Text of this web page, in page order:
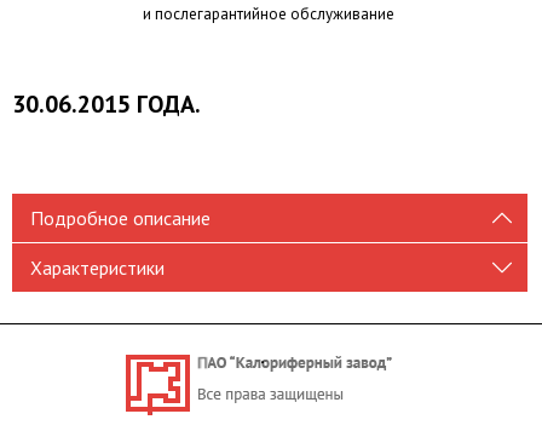
и послегарантийное обслуживание
30.06.2015 ГОДА.
Подробное описание
Характеристики